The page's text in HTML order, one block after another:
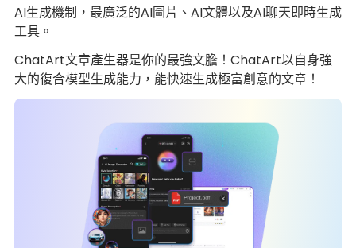
AI生成機制，最廣泛的AI圖片、AI文體以及AI聊天即時生成
工具。
ChatArt文章產生器是你的最強文膽！ChatArt以自身強
大的復合模型生成能力，能快速生成極富創意的文章！